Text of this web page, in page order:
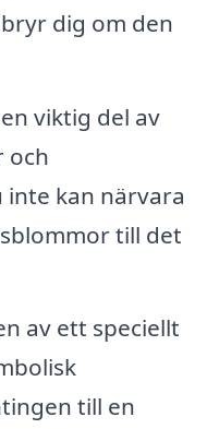
dig om den
viktig del av
och
kan närvara
till det
av ett speciellt
till en